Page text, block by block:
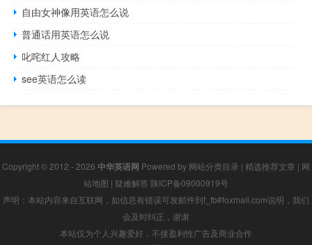
自由女神像用英语怎么说
普通话用英语怎么说
叱咤红人攻略
see英语怎么读
Copyright © 2012 - 2026 中华英语网 Powered by 网站分类目录 | 精选推荐文章 | 网
站地图 | 疑难解答 陕ICP备09000919号
声明：本站内容来自互联网，如信息有错误可发邮件到f_fb#foxmail.com说明，我们
会及时纠正，谢谢
本站仅为个人兴趣爱好，不接盈利性广告及商业合作